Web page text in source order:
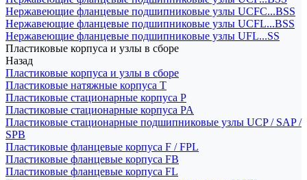
Нержавеющие фланцевые подшипниковые узлы UCFC...BSS
Нержавеющие фланцевые подшипниковые узлы UCFL...BSS
Нержавеющие фланцевые подшипниковые узлы UFL...SS
Пластиковые корпуса и узлы в сборе
Назад
Пластиковые корпуса и узлы в сборе
Пластиковые натяжные корпуса T
Пластиковые стационарные корпуса P
Пластиковые стационарные корпуса PA
Пластиковые стационарные подшипниковые узлы UCP / SAP /
SPB
Пластиковые фланцевые корпуса F / FPL
Пластиковые фланцевые корпуса FB
Пластиковые фланцевые корпуса FL